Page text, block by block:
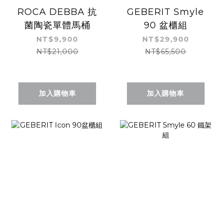
ROCA DEBBA 抗
菌陶瓷單體馬桶
NT$9,900
NT$21,000
加入購物車
GEBERIT Smyle
90 盆櫃組
NT$29,900
NT$65,500
加入購物車